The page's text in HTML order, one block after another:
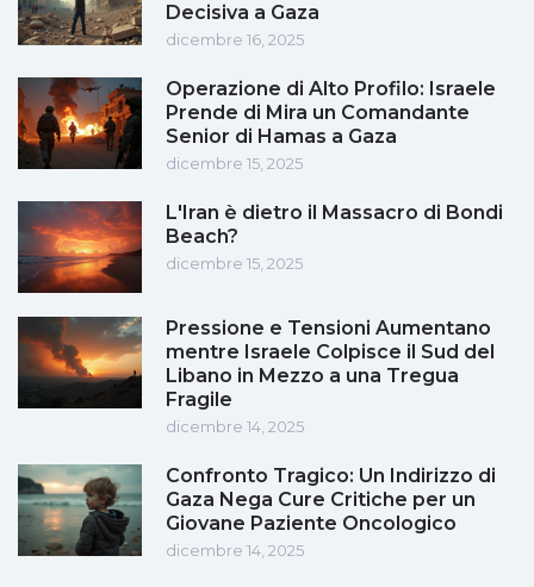
Decisiva a Gaza
dicembre 16, 2025
Operazione di Alto Profilo: Israele
Prende di Mira un Comandante
Senior di Hamas a Gaza
dicembre 15, 2025
L'Iran è dietro il Massacro di Bondi
Beach?
dicembre 15, 2025
Pressione e Tensioni Aumentano
mentre Israele Colpisce il Sud del
Libano in Mezzo a una Tregua
Fragile
dicembre 14, 2025
Confronto Tragico: Un Indirizzo di
Gaza Nega Cure Critiche per un
Giovane Paziente Oncologico
dicembre 14, 2025